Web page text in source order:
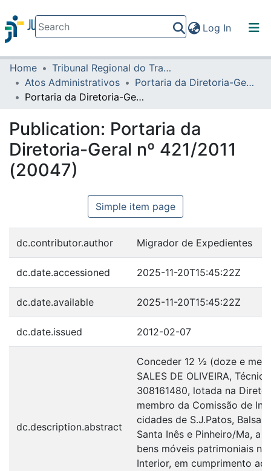
Log In(current)
Communities & Collections
All of DSpace
Home
Tribunal Regional do Trabalho da 16ª Região
Atos Administrativos
Portaria da Diretoria-Geral
Portaria da Diretoria-Geral nº 421/2011 (20047)
Publication: Portaria da
Diretoria-Geral nº 421/2011
(20047)
Simple item page
dc.contributor.author Migrador de Expedientes
dc.date.accessioned 2025-11-20T15:45:22Z
dc.date.available 2025-11-20T15:45:22Z
dc.date.issued 2012-02-07
dc.description.abstract
Conceder 12 ½ (doze e
SALES DE OLIVEIRA,
308161480, lotada na
membro da Comissão de
cidades de S.J.Patos,
Santa Inês e Pinheiro/Ma, a
bens móveis patrimoniais
Interior, em cumprimento